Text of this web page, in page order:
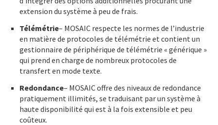
extension du système à peu de frais.
Télémétrie– MOSAIC respecte les normes de l’industrie
en matière de protocoles de télémétrie et contient un
gestionnaire de périphérique de télémétrie « générique »
qui prend en charge de nombreux protocoles de
transfert en mode texte.
Redondance– MOSAIC offre des niveaux de redondance
pratiquement illimités, se traduisant par un système à
haute disponibilité qui est à la fois extensible et peu
coûteux.